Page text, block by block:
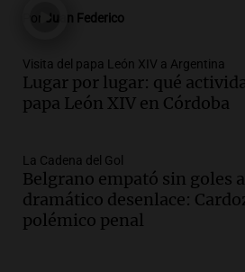
Episodios
Audio.
Pullaro irá a
en el proyecto de un
Rosario
Noticias Rosario
Audio.Detienen a
Federal por caso de
Córdoba y otros
Panorama Federal
Juan Federico
Visita del papa León XIV a Argentina
Lugar por lugar: qué
papa León XIV en Córdoba
La Cadena del Gol
Belgrano empató sin goles
dramático desenlace:
polémico penal